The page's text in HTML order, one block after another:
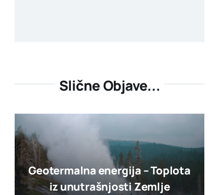
Slične Objave...
Geotermalna energija – Toplota
iz unutrašnjosti Zemlje